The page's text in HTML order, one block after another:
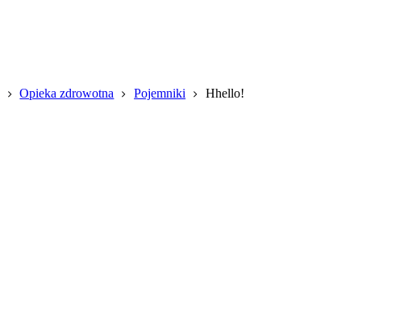
Opieka zdrowotna Pojemniki Hhello!